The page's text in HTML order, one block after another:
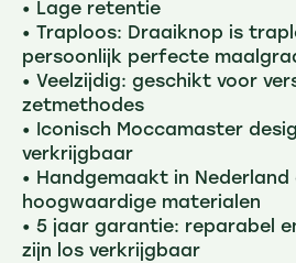
• Lage retentie
• Traploos: Draaiknop is
persoonlijk perfecte
• Veelzijdig: geschikt voor
zetmethodes
• Iconisch Moccamaster
verkrijgbaar
• Handgemaakt in Nederland
hoogwaardige materialen
• 5 jaar garantie: reparabel
zijn los verkrijgbaar